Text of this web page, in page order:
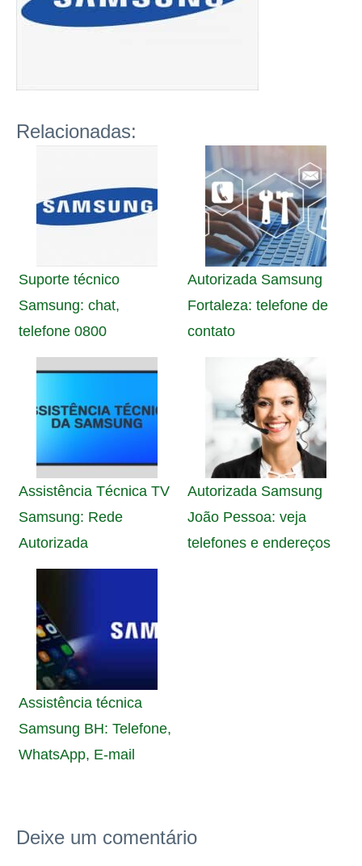
Relacionadas:
Suporte técnico
Samsung: chat,
telefone 0800
Autorizada Samsung
Fortaleza: telefone de
contato
Assistência Técnica TV
Samsung: Rede
Autorizada
Autorizada Samsung
João Pessoa: veja
telefones e endereços
Assistência técnica
Samsung BH: Telefone,
WhatsApp, E-mail
Deixe um comentário